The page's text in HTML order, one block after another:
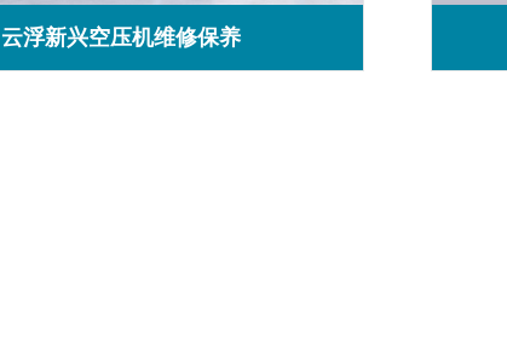
云浮新兴空压机维修保养